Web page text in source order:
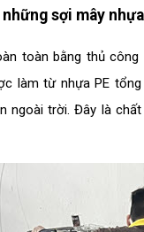
sợi mây
toàn bằng thủ
làm từ nhựa PE
ngoài trời. Đây là